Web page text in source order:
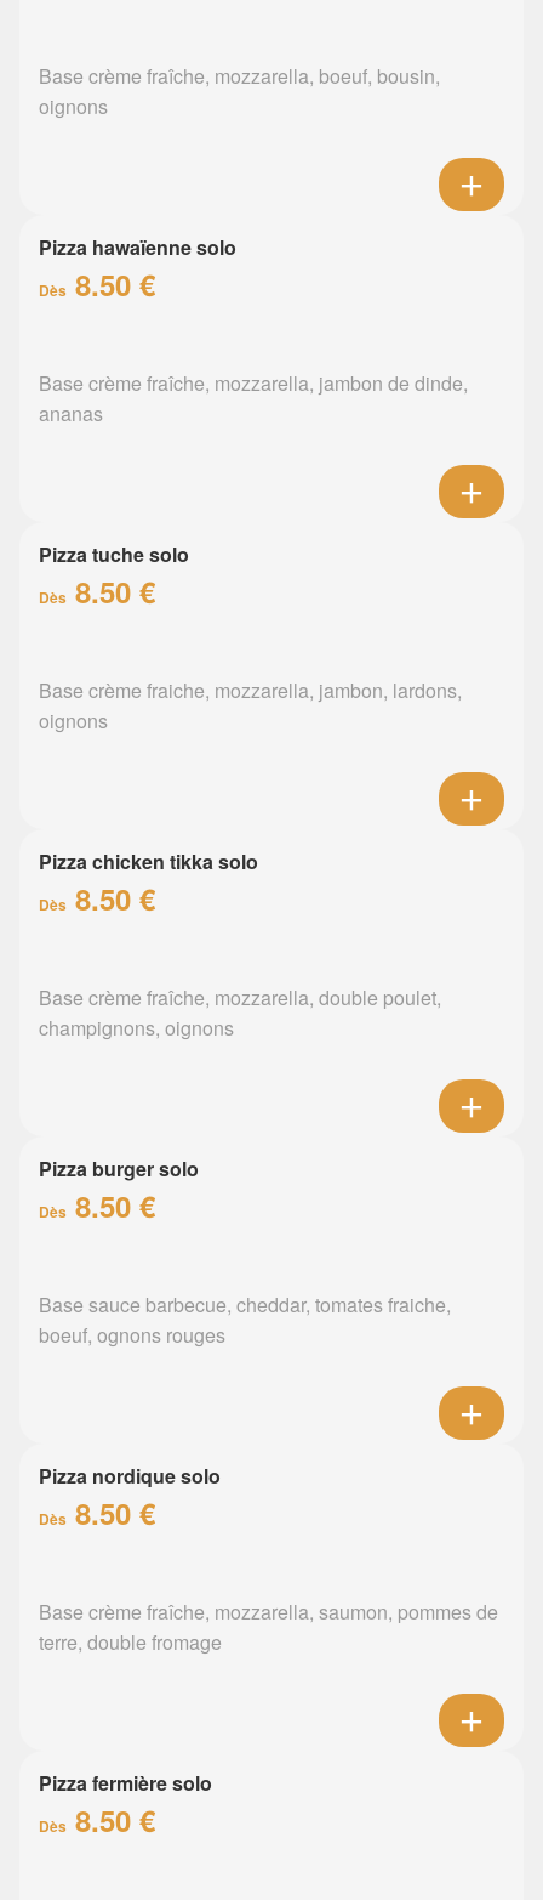
Base crème fraîche, mozzarella, boeuf, bousin,
oignons
Pizza hawaïenne solo
Dès 8.50 €
Base crème fraîche, mozzarella, jambon de dinde,
ananas
Pizza tuche solo
Dès 8.50 €
Base crème fraiche, mozzarella, jambon, lardons,
oignons
Pizza chicken tikka solo
Dès 8.50 €
Base crème fraîche, mozzarella, double poulet,
champignons, oignons
Pizza burger solo
Dès 8.50 €
Base sauce barbecue, cheddar, tomates fraiche,
boeuf, ognons rouges
Pizza nordique solo
Dès 8.50 €
Base crème fraîche, mozzarella, saumon, pommes de
terre, double fromage
Pizza fermière solo
Dès 8.50 €